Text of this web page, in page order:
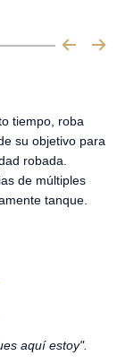
tiempo, roba
su objetivo para
robada.
de múltiples
tanque.
aquí estoy".